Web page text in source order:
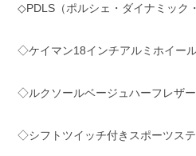
◇PDLS（ポルシェ・ダイナミック
◇ケイマン18インチアルミホイー
◇ルクソールベージュハーフレザー
◇シフトツイッチ付きスポーツス